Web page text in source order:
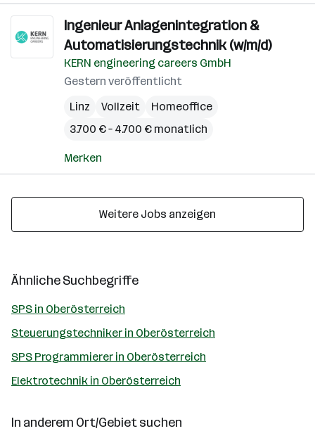
Ingenieur Anlagenintegration &
Automatisierungstechnik (w/m/d)
KERN engineering careers GmbH
Gestern veröffentlicht
Linz
Vollzeit
Homeoffice
3.700 € – 4.700 € monatlich
Merken
Weitere Jobs anzeigen
Ähnliche Suchbegriffe
SPS in Oberösterreich
Steuerungstechniker in Oberösterreich
SPS Programmierer in Oberösterreich
Elektrotechnik in Oberösterreich
In anderem Ort/Gebiet suchen